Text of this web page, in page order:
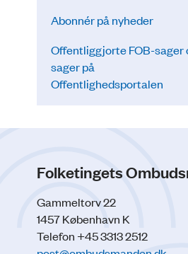
Abonnér på nyheder
Offentliggjorte FOB-sager
sager på
Offentlighedsportalen
Folketingets
Gammeltorv 22
1457 København K
Telefon +45 3313 2512